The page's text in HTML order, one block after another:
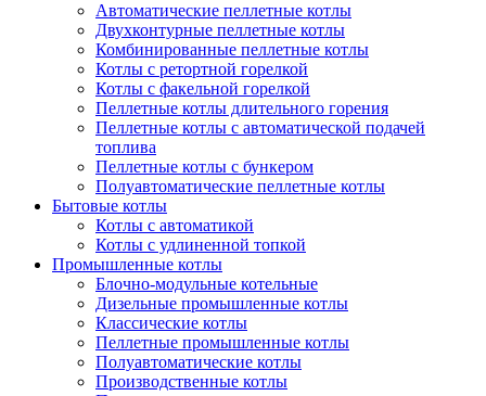
Автоматические пеллетные котлы
Двухконтурные пеллетные котлы
Комбинированные пеллетные котлы
Котлы с ретортной горелкой
Котлы с факельной горелкой
Пеллетные котлы длительного горения
Пеллетные котлы с автоматической подачей
топлива
Пеллетные котлы с бункером
Полуавтоматические пеллетные котлы
Бытовые котлы
Котлы с автоматикой
Котлы с удлиненной топкой
Промышленные котлы
Блочно-модульные котельные
Дизельные промышленные котлы
Классические котлы
Пеллетные промышленные котлы
Полуавтоматические котлы
Производственные котлы